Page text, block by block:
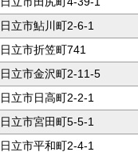
日立市鮎川町2-6-1
日立市折笠町741
日立市金沢町2-11-5
日立市日高町2-2-1
日立市宮田町5-5-1
日立市平和町2-4-1